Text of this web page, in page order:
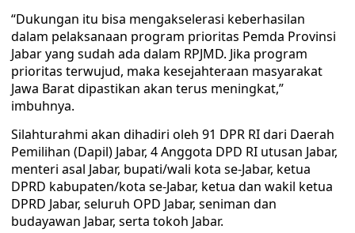
“Dukungan itu bisa mengakselerasi keberhasilan
dalam pelaksanaan program prioritas Pemda Provinsi
Jabar yang sudah ada dalam RPJMD. Jika program
prioritas terwujud, maka kesejahteraan masyarakat
Jawa Barat dipastikan akan terus meningkat,”
imbuhnya.
Silahturahmi akan dihadiri oleh 91 DPR RI dari Daerah
Pemilihan (Dapil) Jabar, 4 Anggota DPD RI utusan Jabar,
menteri asal Jabar, bupati/wali kota se-Jabar, ketua
DPRD kabupaten/kota se-Jabar, ketua dan wakil ketua
DPRD Jabar, seluruh OPD Jabar, seniman dan
budayawan Jabar, serta tokoh Jabar.